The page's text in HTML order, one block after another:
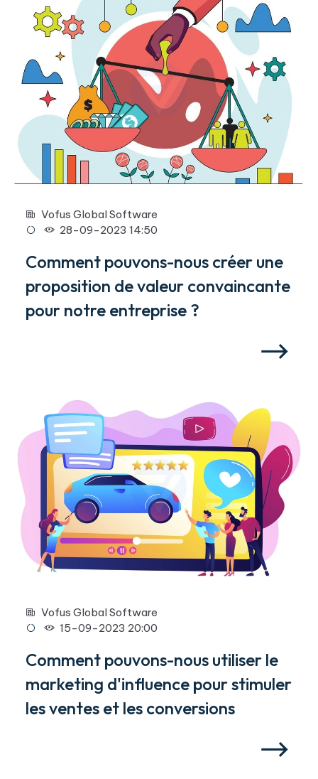
Vofus Global Software
28-09-2023 14:50
Comment pouvons-nous créer une
proposition de valeur convaincante
pour notre entreprise ?
Vofus Global Software
15-09-2023 20:00
Comment pouvons-nous utiliser le
marketing d'influence pour stimuler
les ventes et les conversions